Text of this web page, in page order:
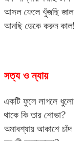
আসল ফেলে খুঁজছি জাল
আনছি ডেকে করুন কাল!
সত্য ও ন্যায়
একটি ফুলে লাগলে ধুলো
থাকে কি তার শোভা?
অমাবশ্যায় আকাশে চাঁদ